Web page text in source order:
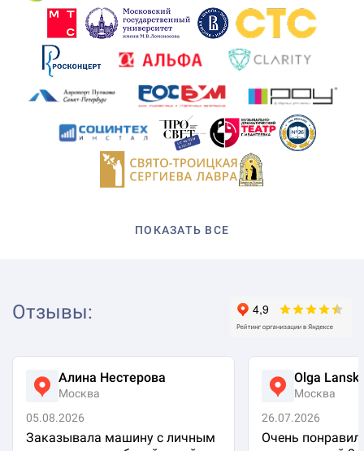
ПОКАЗАТЬ ВСЕ
Отзывы:
Алина Нестерова
Москва
05.08.2026
Заказывала машину с личным
Olga
Москва
26.07.2026
Очень